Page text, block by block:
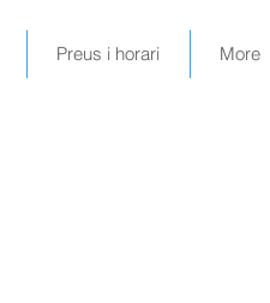
Preus i horari More